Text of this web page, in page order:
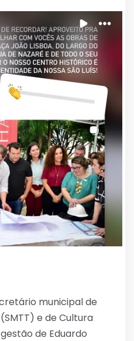
municipal de
e de Cultura
de Eduardo